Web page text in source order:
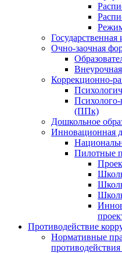
Государственная
Очно-заочная
Коррекционно-
(ППк)
Дошкольное
Инновационная
Пилотные
Противодействие
Нормативные